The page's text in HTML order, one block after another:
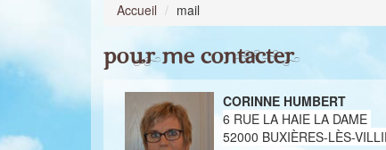
Accueil mail
Pour me contacter
CORINNE HUMBERT
6 RUE LA HAIE LA DAME
52000 BUXIÈRES-LÈS-